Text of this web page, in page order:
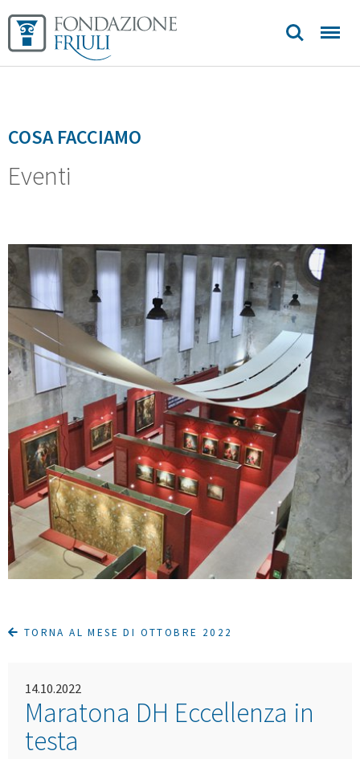
COSA FACCIAMO
Eventi
TORNA AL MESE DI OTTOBRE 2022
14.10.2022
Maratona DH Eccellenza in
testa